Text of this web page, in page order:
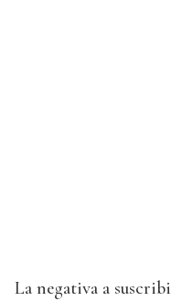
La negativa a